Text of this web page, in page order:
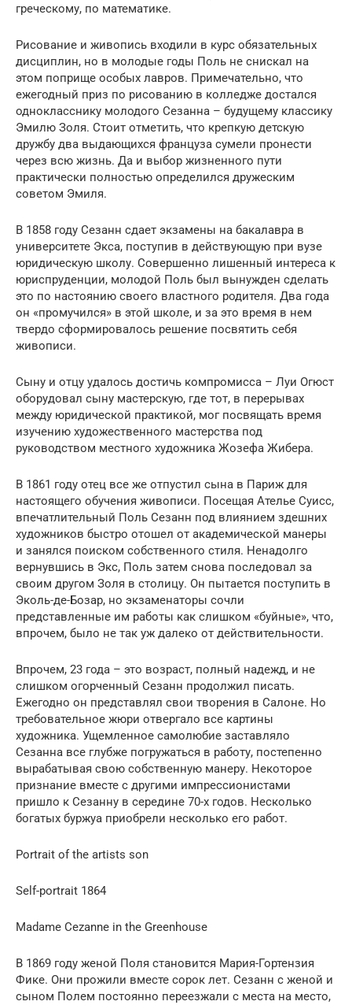
греческому, по математике.
Рисование и живопись входили в курс обязательных
дисциплин, но в молодые годы Поль не снискал на
этом поприще особых лавров. Примечательно, что
ежегодный приз по рисованию в колледже достался
однокласснику молодого Сезанна – будущему классику
Эмилю Золя. Стоит отметить, что крепкую детскую
дружбу два выдающихся француза сумели пронести
через всю жизнь. Да и выбор жизненного пути
практически полностью определился дружеским
советом Эмиля.
В 1858 году Сезанн сдает экзамены на бакалавра в
университете Экса, поступив в действующую при вузе
юридическую школу. Совершенно лишенный интереса к
юриспруденции, молодой Поль был вынужден сделать
это по настоянию своего властного родителя. Два года
он «промучился» в этой школе, и за это время в нем
твердо сформировалось решение посвятить себя
живописи.
Сыну и отцу удалось достичь компромисса – Луи Огюст
оборудовал сыну мастерскую, где тот, в перерывах
между юридической практикой, мог посвящать время
изучению художественного мастерства под
руководством местного художника Жозефа Жибера.
В 1861 году отец все же отпустил сына в Париж для
настоящего обучения живописи. Посещая Ателье Суисс,
впечатлительный Поль Сезанн под влиянием здешних
художников быстро отошел от академической манеры
и занялся поиском собственного стиля. Ненадолго
вернувшись в Экс, Поль затем снова последовал за
своим другом Золя в столицу. Он пытается поступить в
Эколь-де-Бозар, но экзаменаторы сочли
представленные им работы как слишком «буйные», что,
впрочем, было не так уж далеко от действительности.
Впрочем, 23 года – это возраст, полный надежд, и не
слишком огорченный Сезанн продолжил писать.
Ежегодно он представлял свои творения в Салоне. Но
требовательное жюри отвергало все картины
художника. Ущемленное самолюбие заставляло
Сезанна все глубже погружаться в работу, постепенно
вырабатывая свою собственную манеру. Некоторое
признание вместе с другими импрессионистами
пришло к Сезанну в середине 70-х годов. Несколько
богатых буржуа приобрели несколько его работ.
Portrait of the artists son
Self-portrait 1864
Madame Cezanne in the Greenhouse
В 1869 году женой Поля становится Мария-Гортензия
Фике. Они прожили вместе сорок лет. Сезанн с женой и
сыном Полем постоянно переезжали с места на место,